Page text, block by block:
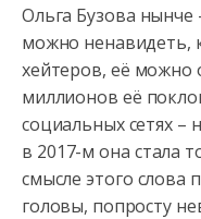
Ольга Бузова нынче
можно ненавидеть,
хейтеров, её можно
миллионов её
социальных сетях –
в 2017-м она стала
смысле этого слова
головы, попросту